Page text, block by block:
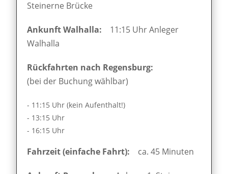
Steinerne Brücke
Ankunft Walhalla: 11:15 Uhr Anleger
Walhalla
Rückfahrten nach Regensburg:
(bei der Buchung wählbar)
- 11:15 Uhr (kein Aufenthalt!)
- 13:15 Uhr
- 16:15 Uhr
Fahrzeit (einfache Fahrt): ca. 45 Minuten